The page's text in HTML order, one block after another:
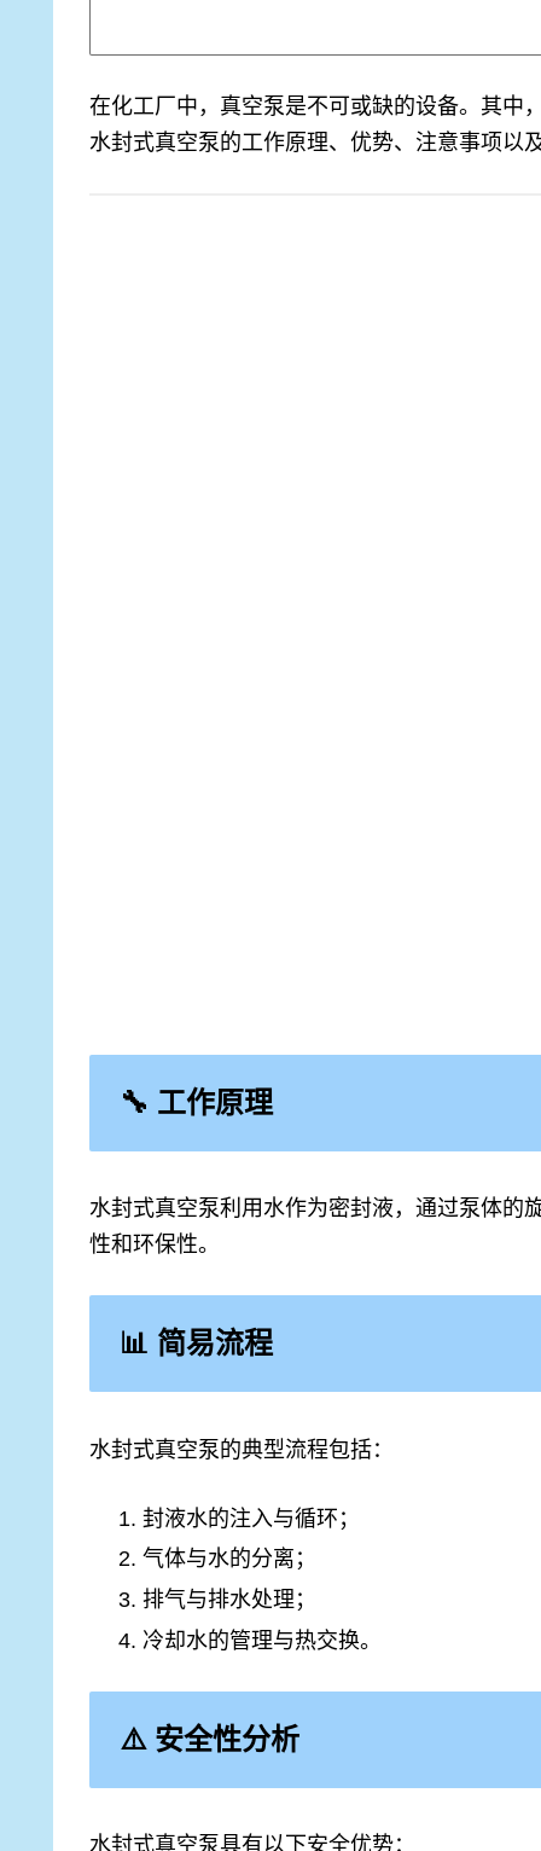
在化工厂中，真空泵是不可或缺的设备。其中
水封式真空泵的工作原理、优势、注意事项以
🔧 工作原理
水封式真空泵利用水作为密封液，通过泵体的
性和环保性。
📊 简易流程
水封式真空泵的典型流程包括：
封液水的注入与循环；
气体与水的分离；
排气与排水处理；
冷却水的管理与热交换。
⚠️ 安全性分析
水封式真空泵具有以下安全优势：